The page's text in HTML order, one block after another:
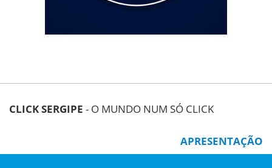
CLICK SERGIPE - O MUNDO NUM SÓ CLICK
APRESENTAÇÃO